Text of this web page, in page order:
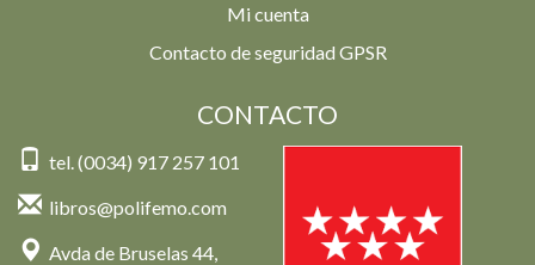
Mi cuenta
Contacto de seguridad GPSR
CONTACTO
tel. (0034) 917 257 101
libros@polifemo.com
Avda de Bruselas 44,